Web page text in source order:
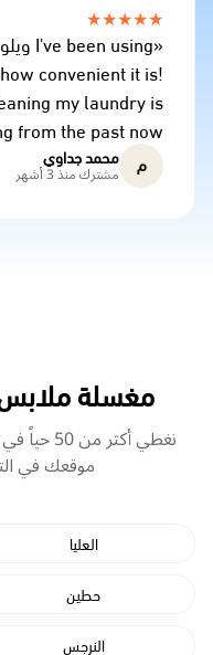
★★★★★
convenient it is!
my laundry is
from the past now 🙏»
م محمد جداوي
مشترك منذ 3 أشهر
مغسلة ملابس
نغطي
موقعك في
العليا
حطين
النرجس